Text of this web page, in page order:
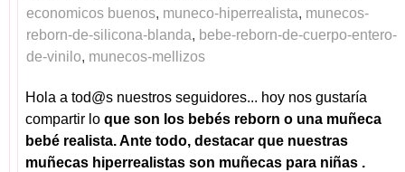
economicos buenos, muneco-hiperrealista, munecos-
reborn-de-silicona-blanda, bebe-reborn-de-cuerpo-entero-
de-vinilo, munecos-mellizos
Hola a tod@s nuestros seguidores... hoy nos gustaría
compartir lo que son los bebés reborn o una muñeca
bebé realista. Ante todo, destacar que nuestras
muñecas hiperrealistas son muñecas para niñas .